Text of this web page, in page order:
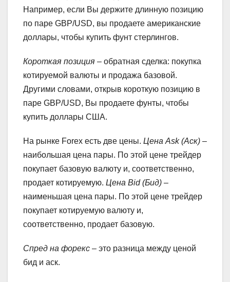
Например, если Вы держите длинную позицию
по паре GBP/USD, вы продаете американские
доллары, чтобы купить фунт стерлингов.
Короткая позиция – обратная сделка: покупка
котируемой валюты и продажа базовой.
Другими словами, открыв короткую позицию в
паре GBP/USD, Вы продаете фунты, чтобы
купить доллары США.
На рынке Forex есть две цены. Цена Ask (Аск) –
наибольшая цена пары. По этой цене трейдер
покупает базовую валюту и, соответственно,
продает котируемую. Цена Bid (Бид) –
наименьшая цена пары. По этой цене трейдер
покупает котируемую валюту и,
соответственно, продает базовую.
Спред на форекс – это разница между ценой
бид и аск.